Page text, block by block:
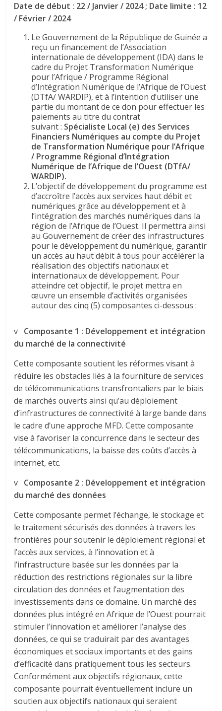
Date de début : 22 / Janvier / 2024 ; Date limite : 12
/ Février / 2024
Le Gouvernement de la République de Guinée a
reçu un financement de l’Association
internationale de développement (IDA) dans le
cadre du Projet Transformation Numérique
pour l’Afrique / Programme Régional
d’Intégration Numérique de l’Afrique de l’Ouest
(DTfA/ WARDIP), et à l’intention d’utiliser une
partie du montant de ce don pour effectuer les
paiements au titre du contrat
suivant : Spécialiste Local (e) des Services
Financiers Numériques au compte du Projet
de Transformation Numérique pour l’Afrique
/ Programme Régional d’Intégration
Numérique de l’Afrique de l’Ouest (DTfA/
WARDIP).
L’objectif de développement du programme est
d’accroître l’accès aux services haut débit et
numériques grâce au développement et à
l’intégration des marchés numériques dans la
région de l’Afrique de l’Ouest. Il permettra ainsi
au Gouvernement de créer des infrastructures
pour le développement du numérique, garantir
un accès au haut débit à tous pour accélérer la
réalisation des objectifs nationaux et
internationaux de développement. Pour
atteindre cet objectif, le projet mettra en
œuvre un ensemble d’activités organisées
autour des cinq (5) composantes ci-dessous :
v Composante 1 : Développement et intégration
du marché de la connectivité
Cette composante soutient les réformes visant à
réduire les obstacles liés à la fourniture de services
de télécommunications transfrontaliers par le biais
de marchés ouverts ainsi qu’au déploiement
d’infrastructures de connectivité à large bande dans
le cadre d’une approche MFD. Cette composante
vise à favoriser la concurrence dans le secteur des
télécommunications, la baisse des coûts d’accès à
internet, etc.
v Composante 2 : Développement et intégration
du marché des données
Cette composante permet l’échange, le stockage et
le traitement sécurisés des données à travers les
frontières pour soutenir le déploiement régional et
l’accès aux services, à l’innovation et à
l’infrastructure basée sur les données par la
réduction des restrictions régionales sur la libre
circulation des données et l’augmentation des
investissements dans ce domaine. Un marché des
données plus intégré en Afrique de l’Ouest pourrait
stimuler l’innovation et améliorer l’analyse des
données, ce qui se traduirait par des avantages
économiques et sociaux importants et des gains
d’efficacité dans pratiquement tous les secteurs.
Conformément aux objectifs régionaux, cette
composante pourrait éventuellement inclure un
soutien aux objectifs nationaux qui seraient